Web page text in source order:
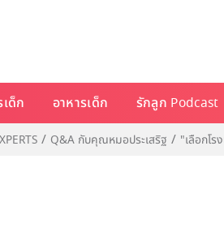
ด็ก อาหารเด็ก รักลูก Podcast
Q&A กับคุณหมอประเสริฐ "เลือกโร